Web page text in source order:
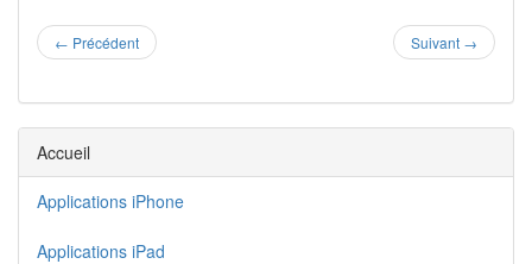
← Précédent Suivant →
Accueil
Applications iPhone
Applications iPad